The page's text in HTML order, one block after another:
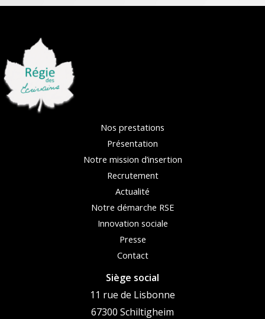
Nos prestations
Présentation
Notre mission d’insertion
Recrutement
Actualité
Notre démarche RSE
Innovation sociale
Presse
Contact
Siège social
11 rue de Lisbonne
67300 Schiltigheim